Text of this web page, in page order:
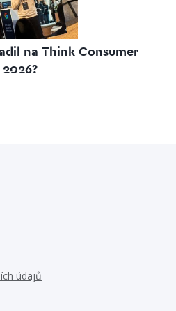
na Think Consumer
2026?
údajů